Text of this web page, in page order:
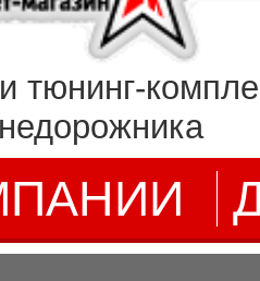
тюнинг-